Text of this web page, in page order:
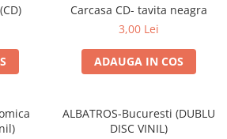
Carcasa CD- tavita neagra
3,00 Lei
ADAUGA IN COS
ALBATROS-Bucuresti (DUBLU
DISC VINIL)